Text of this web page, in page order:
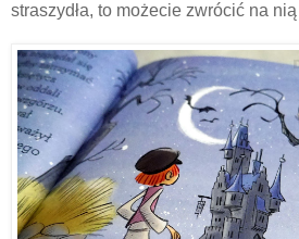
straszydła, to możecie zwrócić na